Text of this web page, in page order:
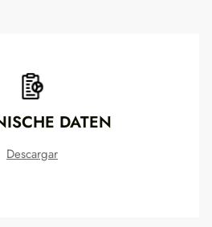
DATEN
Descargar